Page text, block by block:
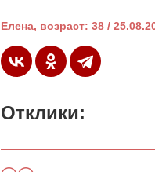
Елена, возраст: 38 /
Отклики: